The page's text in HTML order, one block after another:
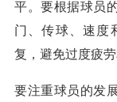
平。要根据球员
门、传球、速度
复，避免过度疲劳
要注重球员的发